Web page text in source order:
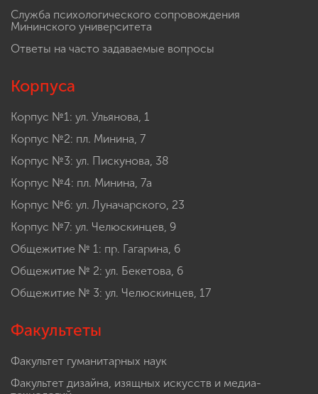
Служба психологического сопровождения
Мининского университета
Ответы на часто задаваемые вопросы
Корпуса
Корпус №1: ул. Ульянова, 1
Корпус №2: пл. Минина, 7
Корпус №3: ул. Пискунова, 38
Корпус №4: пл. Минина, 7а
Корпус №6: ул. Луначарского, 23
Корпус №7: ул. Челюскинцев, 9
Общежитие № 1: пр. Гагарина, 6
Общежитие № 2: ул. Бекетова, 6
Общежитие № 3: ул. Челюскинцев, 17
Факультеты
Факультет гуманитарных наук
Факультет дизайна, изящных искусств и медиа-